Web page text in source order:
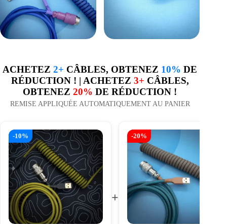
ACHETEZ2+ CÂBLES, OBTENEZ 10% DE
RÉDUCTION ! | ACHETEZ 3+ CÂBLES,
OBTENEZ20% DE RÉDUCTION !
REMISE APPLIQUÉE AUTOMATIQUEMENT AU PANIER
-10%
+
-20%